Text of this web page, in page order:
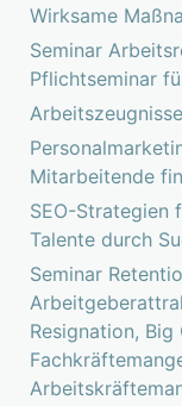
Wirksame
Seminar
Pflichtseminar
Mitarbeitende
SEO-Strategien
Talente durch
Seminar
Resignation, Big